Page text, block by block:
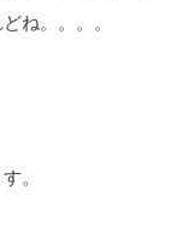
ね。。。。
。